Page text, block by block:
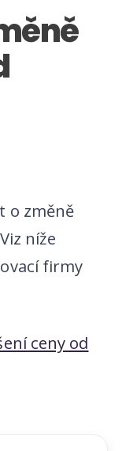
o změně
níže
firmy
ceny od